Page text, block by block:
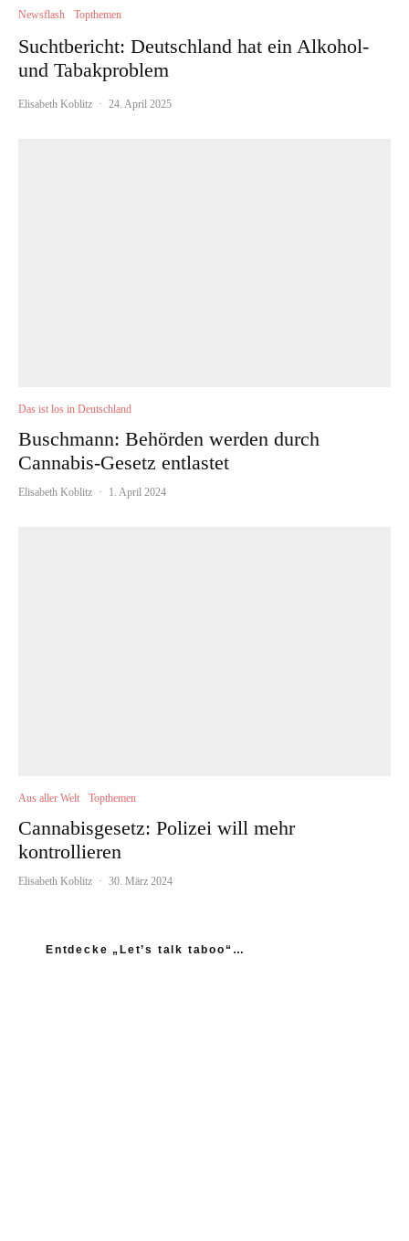
Newsflash Topthemen
Suchtbericht: Deutschland hat ein Alkohol-
und Tabakproblem
Elisabeth Koblitz · 24. April 2025
Das ist los in Deutschland
Buschmann: Behörden werden durch
Cannabis-Gesetz entlastet
Elisabeth Koblitz · 1. April 2024
Aus aller Welt Topthemen
Cannabisgesetz: Polizei will mehr
kontrollieren
Elisabeth Koblitz · 30. März 2024
Entdecke „Let’s talk taboo“…